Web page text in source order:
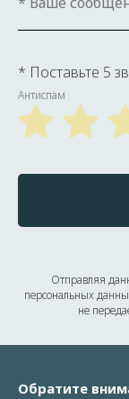
* Поставьте 5
Антиспам
Отправляя
персональных
не
Обратите